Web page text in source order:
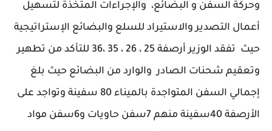
وحركة السفن و البضائع، والإجراءات المتخذة لتسهيل
أعمال التصدير والاستيراد للسلع والبضائع الإستراتيجية
حيث تفقد الوزير أرصفة 25 ، 26 ، 35 ،36 للتأكد من تطهير
وتعقيم شحنات الصادر والوارد من البضائع حيث بلغ
إجمالي السفن المتواجدة بالميناء 80 سفينة وتواجد على
الأرصفة 40سفينة منهم 7سفن حاويات و6سفن مواد